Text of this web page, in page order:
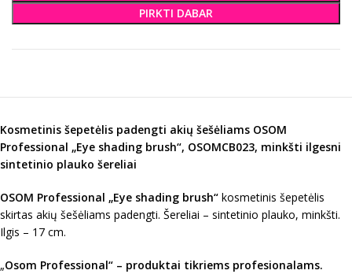
PIRKTI DABAR
Kosmetinis šepetėlis padengti akių šešėliams OSOM
Professional „Eye shading brush“, OSOMCB023, minkšti ilgesni
sintetinio plauko šereliai
OSOM Professional „Eye shading brush“ kosmetinis šepetėlis
skirtas akių šešėliams padengti. Šereliai – sintetinio plauko, minkšti.
Ilgis – 17 cm.
„Osom Professional“ – produktai tikriems profesionalams.